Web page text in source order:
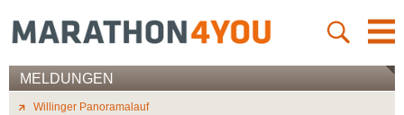
MELDUNGEN
Willinger Panoramalauf